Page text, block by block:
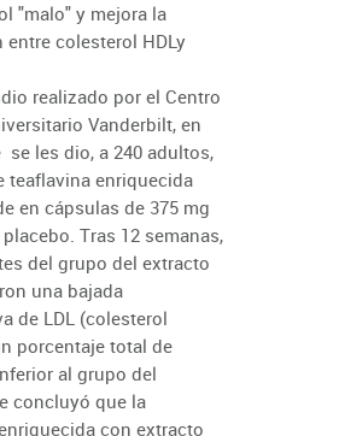
"malo" y mejora la
entre colesterol HDLy
realizado por el Centro
Vanderbilt, en
se les dio, a 240 adultos,
teaflavina enriquecida
en cápsulas de 375 mg
Tras 12 semanas,
del grupo del extracto
una bajada
de LDL (colesterol
porcentaje total de
al grupo del
concluyó que la
con extracto